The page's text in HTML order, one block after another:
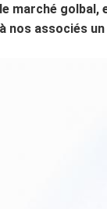
marché
nos associés